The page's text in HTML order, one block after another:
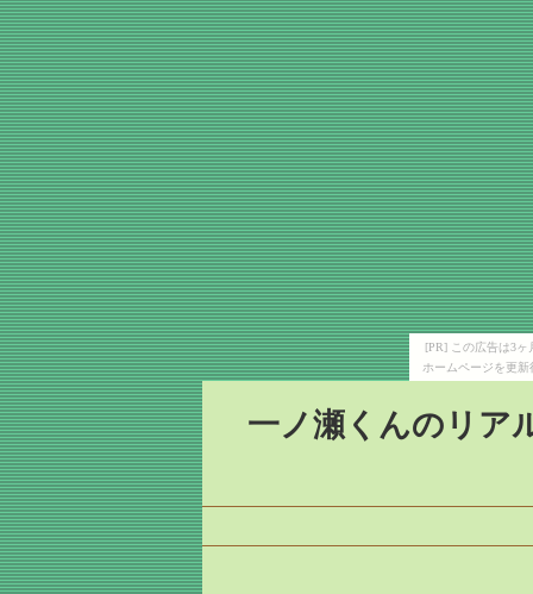
[PR] この広告は3
ホームページを更
一ノ瀬くんのリ